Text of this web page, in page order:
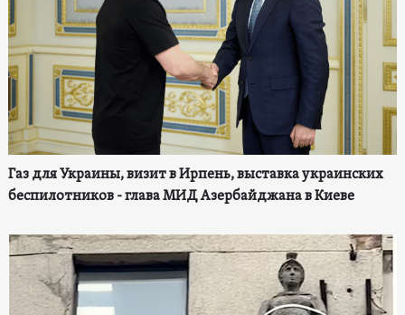
Газ для Украины, визит в Ирпень, выставка украинских
беспилотников - глава МИД Азербайджана в Киеве